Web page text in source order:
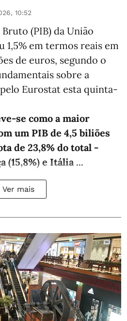
10:52
(PIB) da União
1,5% em termos reais em
de euros, segundo o
sobre a
Eurostat esta quinta-
como a maior
um PIB de 4,5 biliões
de 23,8% do total -
(15,8%) e Itália ...
Ver mais